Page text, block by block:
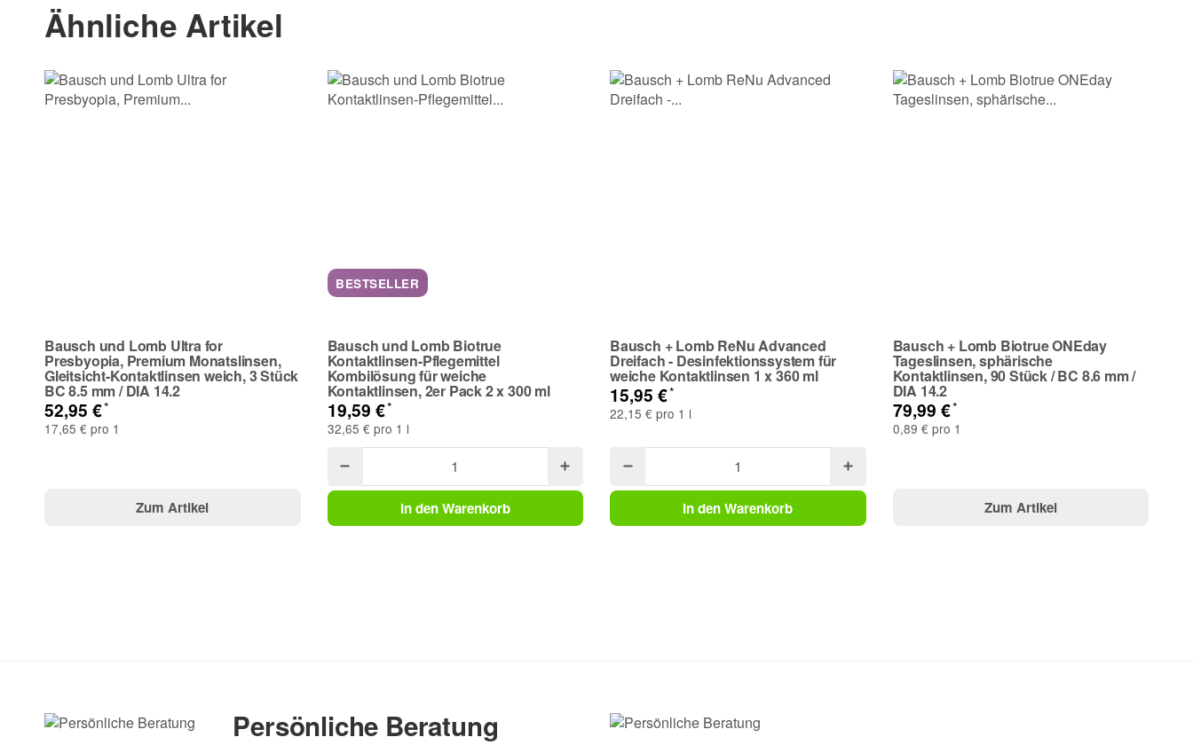
E-Mail
Gebrauchsanweisung
Ähnliche Artikel
Bausch und Lomb Ultra for
Presbyopia, Premium Monatslinsen,
Gleitsicht-Kontaktlinsen weich, 3 Stück
BC 8.5 mm / DIA 14.2
52,95 €*
17,65 € pro 1
Zum Artikel
BESTSELLER
Bausch und Lomb Biotrue
Kontaktlinsen-Pflegemittel
Kombilösung für weiche
Kontaktlinsen, 2er Pack 2 x 300 ml
19,59 €*
32,65 € pro 1 l
In den Warenkorb
Bausch + Lomb ReNu Advanced
Dreifach - Desinfektionssystem für
weiche Kontaktlinsen 1 x 360 ml
15,95 €*
22,15 € pro 1 l
In den Warenkorb
Bausch + Lomb Biotrue ONEday
Tageslinsen, sphärische
Kontaktlinsen, 90 Stück / BC 8.6 mm /
DIA 14.2
79,99 €*
0,89 € pro 1
Zum Artikel
Persönliche Beratung